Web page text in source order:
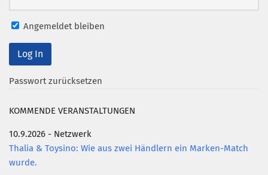
Angemeldet bleiben
Passwort zurücksetzen
KOMMENDE VERANSTALTUNGEN
10.9.2026 - Netzwerk
Thalia & Toysino: Wie aus zwei Händlern ein Marken-Match
wurde.